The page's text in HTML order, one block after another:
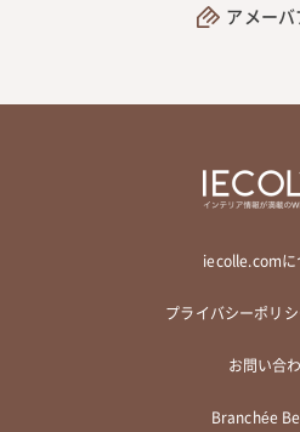
アメー
iecolle.comに
プライバシーポリ
お問い合
Branchée